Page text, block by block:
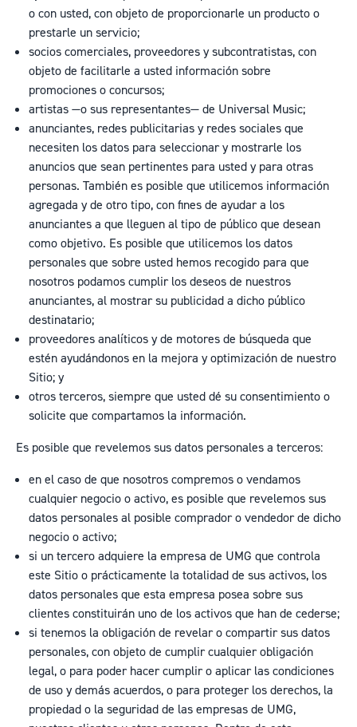
o con usted, con objeto de proporcionarle un producto o
prestarle un servicio;
socios comerciales, proveedores y subcontratistas, con
objeto de facilitarle a usted información sobre
promociones o concursos;
artistas —o sus representantes— de Universal Music;
anunciantes, redes publicitarias y redes sociales que
necesiten los datos para seleccionar y mostrarle los
anuncios que sean pertinentes para usted y para otras
personas. También es posible que utilicemos información
agregada y de otro tipo, con fines de ayudar a los
anunciantes a que lleguen al tipo de público que desean
como objetivo. Es posible que utilicemos los datos
personales que sobre usted hemos recogido para que
nosotros podamos cumplir los deseos de nuestros
anunciantes, al mostrar su publicidad a dicho público
destinatario;
proveedores analíticos y de motores de búsqueda que
estén ayudándonos en la mejora y optimización de nuestro
Sitio; y
otros terceros, siempre que usted dé su consentimiento o
solicite que compartamos la información.
Es posible que revelemos sus datos personales a terceros:
en el caso de que nosotros compremos o vendamos
cualquier negocio o activo, es posible que revelemos sus
datos personales al posible comprador o vendedor de dicho
negocio o activo;
si un tercero adquiere la empresa de UMG que controla
este Sitio o prácticamente la totalidad de sus activos, los
datos personales que esta empresa posea sobre sus
clientes constituirán uno de los activos que han de cederse;
si tenemos la obligación de revelar o compartir sus datos
personales, con objeto de cumplir cualquier obligación
legal, o para poder hacer cumplir o aplicar las condiciones
de uso y demás acuerdos, o para proteger los derechos, la
propiedad o la seguridad de las empresas de UMG,